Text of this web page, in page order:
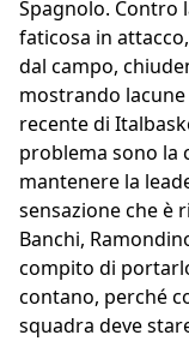
Spagnolo. Contro
faticosa in
dal campo,
mostrando
recente di
problema sono la
mantenere la
sensazione che è
Banchi,
compito di
contano, perché
squadra deve